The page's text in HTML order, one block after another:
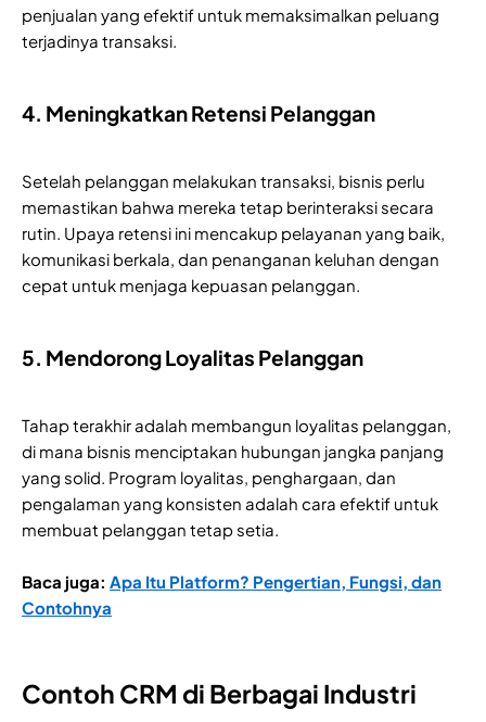
penjualan yang efektif untuk memaksimalkan peluang
terjadinya transaksi.
4. Meningkatkan Retensi Pelanggan
Setelah pelanggan melakukan transaksi, bisnis perlu
memastikan bahwa mereka tetap berinteraksi secara
rutin. Upaya retensi ini mencakup pelayanan yang baik,
komunikasi berkala, dan penanganan keluhan dengan
cepat untuk menjaga kepuasan pelanggan.
5. Mendorong Loyalitas Pelanggan
Tahap terakhir adalah membangun loyalitas pelanggan,
di mana bisnis menciptakan hubungan jangka panjang
yang solid. Program loyalitas, penghargaan, dan
pengalaman yang konsisten adalah cara efektif untuk
membuat pelanggan tetap setia.
Baca juga: Apa Itu Platform? Pengertian, Fungsi, dan
Contohnya
Contoh CRM di Berbagai Industri